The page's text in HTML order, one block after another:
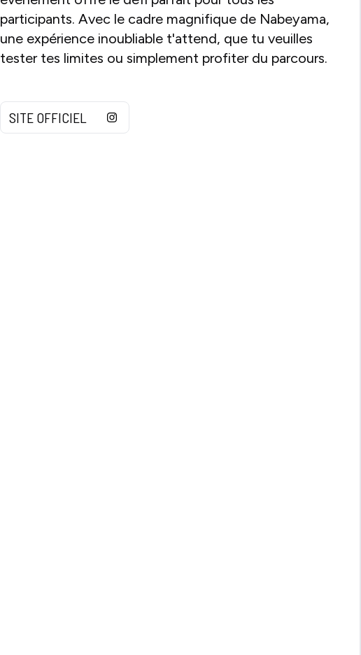
participants. Avec le cadre magnifique de Nabeyama,
une expérience inoubliable t'attend, que tu veuilles
tester tes limites ou simplement profiter du parcours.
SITE OFFICIEL